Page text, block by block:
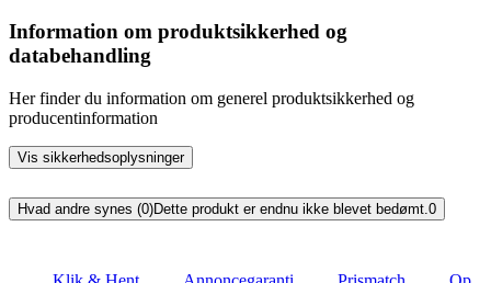
Information om produktsikkerhed og
databehandling
Her finder du information om generel produktsikkerhed og
producentinformation
Vis sikkerhedsoplysninger
Hvad andre synes (0)Dette produkt er endnu ikke blevet bedømt. 0